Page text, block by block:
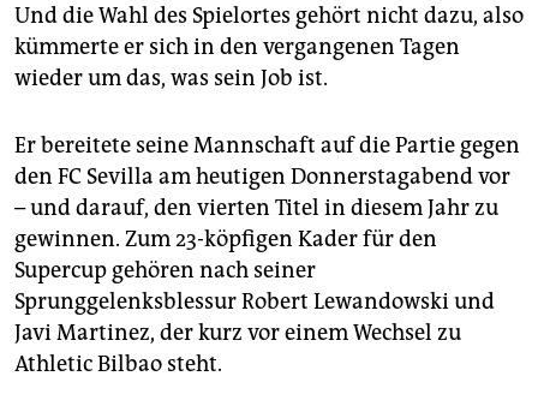
Und die Wahl des Spielortes gehört nicht dazu, also
kümmerte er sich in den vergangenen Tagen
wieder um das, was sein Job ist.
Er bereitete seine Mannschaft auf die Partie gegen
den FC Sevilla am heutigen Donnerstagabend vor
– und darauf, den vierten Titel in diesem Jahr zu
gewinnen. Zum 23-köpfigen Kader für den
Supercup gehören nach seiner
Sprunggelenksblessur Robert Lewandowski und
Javi Martinez, der kurz vor einem Wechsel zu
Athletic Bilbao steht.